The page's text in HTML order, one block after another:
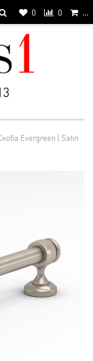
0 0 …
Evergreen ( Satin